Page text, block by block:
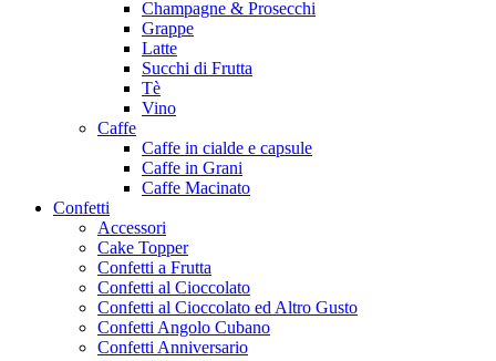
Champagne & Prosecchi
Grappe
Latte
Succhi di Frutta
Tè
Vino
Caffe
Caffe in cialde e capsule
Caffe in Grani
Caffe Macinato
Confetti
Accessori
Cake Topper
Confetti a Frutta
Confetti al Cioccolato
Confetti al Cioccolato ed Altro Gusto
Confetti Angolo Cubano
Confetti Anniversario